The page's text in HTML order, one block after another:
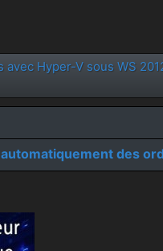
Hyper-V sous WS
des